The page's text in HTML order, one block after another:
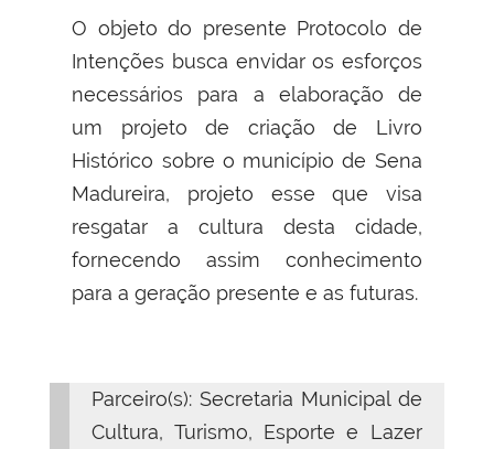
O objeto do presente Protocolo de
Intenções busca envidar os esforços
necessários para a elaboração de
um projeto de criação de Livro
Histórico sobre o município de Sena
Madureira, projeto esse que visa
resgatar a cultura desta cidade,
fornecendo assim conhecimento
para a geração presente e as futuras.
Parceiro(s):Secretaria Municipal de
Cultura, Turismo, Esporte e Lazer